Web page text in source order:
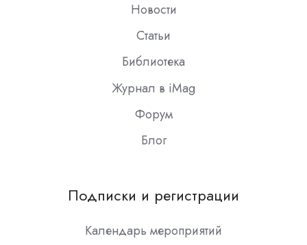
Новости
Статьи
Библиотека
Журнал в iMag
Форум
Блог
Подписки и регистрации
Календарь мероприятий